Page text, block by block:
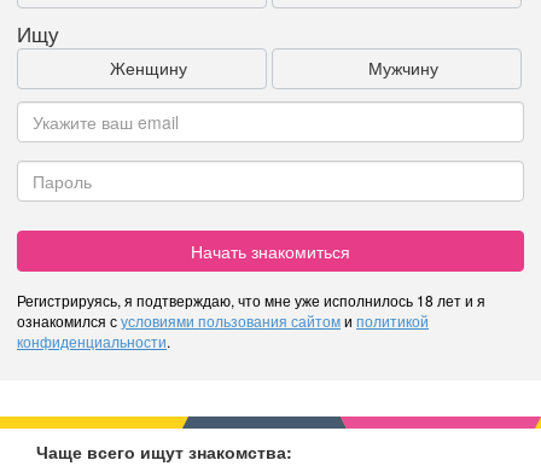
Ищу
Женщину Мужчину
Начать знакомиться
Регистрируясь, я подтверждаю, что мне уже исполнилось 18 лет и я
ознакомился сусловиями пользования сайтоми политикой
конфиденциальности.
Чаще всего ищут знакомства: